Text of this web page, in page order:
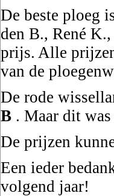
De beste ploeg
den B., René
prijs. Alle
van de
De rode
B . Maar dit
De prijzen
Een ieder
volgend jaar!